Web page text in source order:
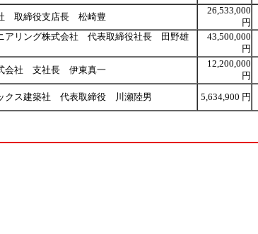
取締役支店長 松崎豊
26,533,000
円
アリング株式会社 代表取締役社長 田野雄
43,500,000
円
会社 支社長 伊東真一
12,200,000
円
クス建築社 代表取締役 川瀬陸男 5,634,900 円